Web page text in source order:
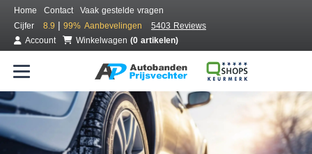
Home Contact
Vaak gestelde vragen
Cijfer
8.9 | 99% Aanbevelingen
5403 Reviews
Account
Winkelwagen (0 artikelen)